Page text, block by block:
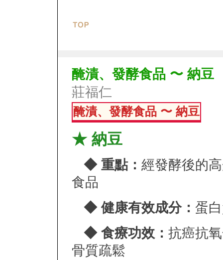
醃漬、發酵食品 〜 納豆
莊福仁
醃漬、發酵食品 〜 納豆
★ 納豆
◆ 重點： 經發酵後的
食品
◆ 健康有效成分： 蛋
◆ 食療功效： 抗癌抗
骨質疏鬆